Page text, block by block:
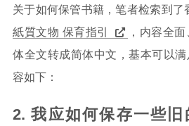
关于如何保管书籍，笔者检索到了
紙質文物 保育指引
，内容全
体全文转成简体中文，基本可以
容如下：
我应如何保存一些